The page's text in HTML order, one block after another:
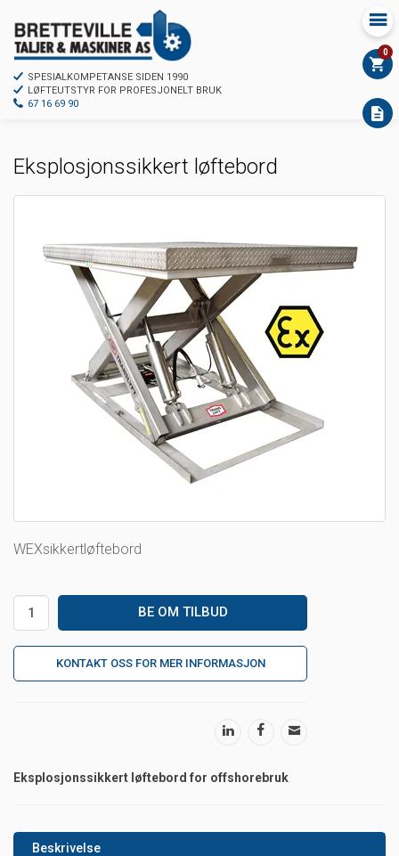
0
SPESIALKOMPETANSE SIDEN 1990
LØFTEUTSTYR FOR PROFESJONELT BRUK
67 16 69 90
Eksplosjonssikkert løftebord
WEXsikkertløftebord
Eksplosjonssikkert løftebord for offshorebruk
Beskrivelse